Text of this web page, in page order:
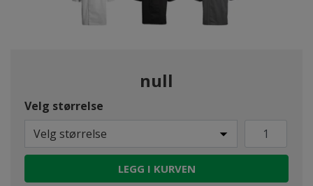
null
Velg størrelse
Velg størrelse
LEGG I KURVEN